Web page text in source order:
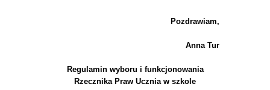
Pozdrawiam,
Anna Tur
Regulamin wyboru i funkcjonowania
Rzecznika Praw Ucznia w szkole